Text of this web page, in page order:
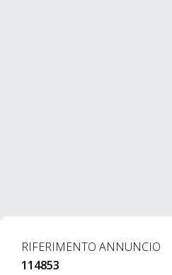
RIFERIMENTO ANNUNCIO
114853